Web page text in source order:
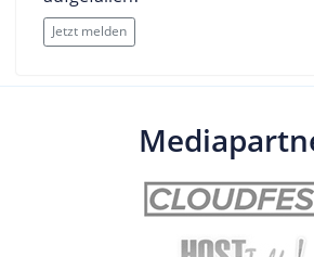
Jetzt melden